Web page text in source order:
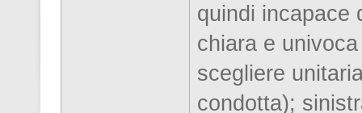
quindi incapace
chiara e
scegliere
condotta);